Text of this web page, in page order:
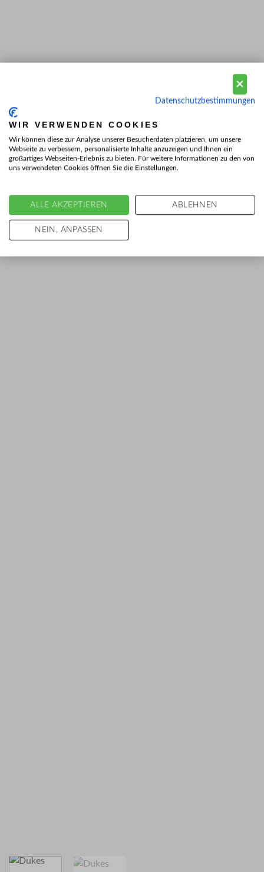
Datenschutzbestimmungen
WIR VERWENDEN COOKIES
Wir können diese zur Analyse unserer Besucherdaten platzieren, um unsere
Webseite zu verbessern, personalisierte Inhalte anzuzeigen und Ihnen ein
großartiges Webseiten-Erlebnis zu bieten. Für weitere Informationen zu den von
uns verwendeten Cookies öffnen Sie die Einstellungen.
ALLE AKZEPTIEREN ABLEHNEN
NEIN, ANPASSEN